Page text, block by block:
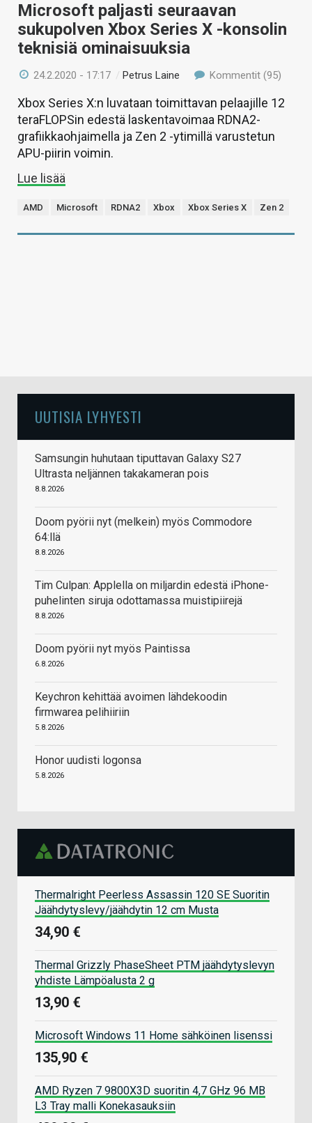
Microsoft paljasti seuraavan
sukupolven Xbox Series X -konsolin
teknisiä ominaisuuksia
24.2.2020 - 17:17 / Petrus Laine Kommentit (95)
Xbox Series X:n luvataan toimittavan pelaajille 12
teraFLOPSin edestä laskentavoimaa RDNA2-
grafiikkaohjaimella ja Zen 2 -ytimillä varustetun
APU-piirin voimin.
Lue lisää
AMD Microsoft RDNA2 Xbox Xbox Series X Zen 2
UUTISIA LYHYESTI
Samsungin huhutaan tiputtavan Galaxy S27
Ultrasta neljännen takakameran pois
8.8.2026
Doom pyörii nyt (melkein) myös Commodore
64:llä
8.8.2026
Tim Culpan: Applella on miljardin edestä iPhone-
puhelinten siruja odottamassa muistipiirejä
8.8.2026
Doom pyörii nyt myös Paintissa
6.8.2026
Keychron kehittää avoimen lähdekoodin
firmwarea pelihiiriin
5.8.2026
Honor uudisti logonsa
5.8.2026
Thermalright Peerless Assassin 120 SE Suoritin
Jäähdytyslevy/jäähdytin 12 cm Musta
34,90 €
Thermal Grizzly PhaseSheet PTM jäähdytyslevyn
yhdiste Lämpöalusta 2 g
13,90 €
Microsoft Windows 11 Home sähköinen lisenssi
135,90 €
AMD Ryzen 7 9800X3D suoritin 4,7 GHz 96 MB
L3 Tray malli Konekasauksiin